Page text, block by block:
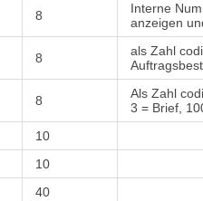
8
Interne
anzeigen
8
als Zahl
8
Als Zahl
3 = Brief,
10
10
40